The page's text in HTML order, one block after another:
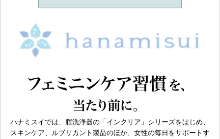
ハナミスイでは、腟洗浄器の「インクリア」シリーズをはじめ、
スキンケア、ルブリカント製品のほか、女性の毎日をサポートす